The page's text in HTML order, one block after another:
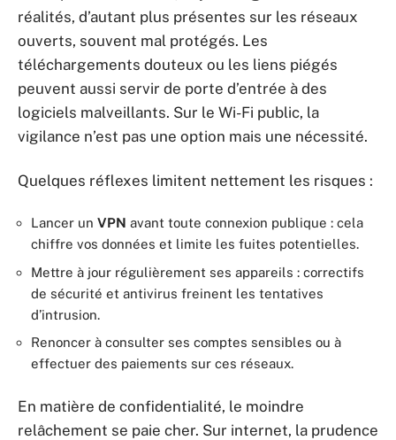
réalités, d’autant plus présentes sur les réseaux
ouverts, souvent mal protégés. Les
téléchargements douteux ou les liens piégés
peuvent aussi servir de porte d’entrée à des
logiciels malveillants. Sur le Wi-Fi public, la
vigilance n’est pas une option mais une nécessité.
Quelques réflexes limitent nettement les risques :
Lancer un VPN avant toute connexion publique : cela
chiffre vos données et limite les fuites potentielles.
Mettre à jour régulièrement ses appareils : correctifs
de sécurité et antivirus freinent les tentatives
d’intrusion.
Renoncer à consulter ses comptes sensibles ou à
effectuer des paiements sur ces réseaux.
En matière de confidentialité, le moindre
relâchement se paie cher. Sur internet, la prudence